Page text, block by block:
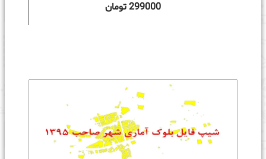
299000 تومان